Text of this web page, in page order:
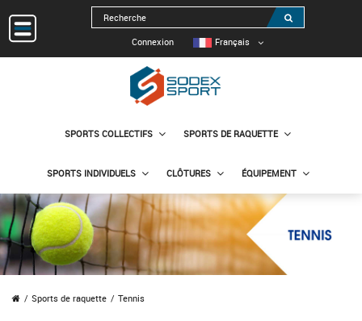
Connexion Français
SPORTS COLLECTIFS SPORTS DE RAQUETTE
SPORTS INDIVIDUELS CLÔTURES ÉQUIPEMENT
Sports de raquette Tennis